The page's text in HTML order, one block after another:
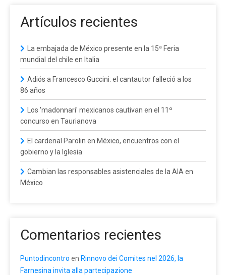
Artículos recientes
La embajada de México presente en la 15ª Feria
mundial del chile en Italia
Adiós a Francesco Guccini: el cantautor falleció a los
86 años
Los 'madonnari' mexicanos cautivan en el 11º
concurso en Taurianova
El cardenal Parolin en México, encuentros con el
gobierno y la Iglesia
Cambian las responsables asistenciales de la AIA en
México
Comentarios recientes
Puntodincontro en Rinnovo dei Comites nel 2026, la
Farnesina invita alla partecipazione